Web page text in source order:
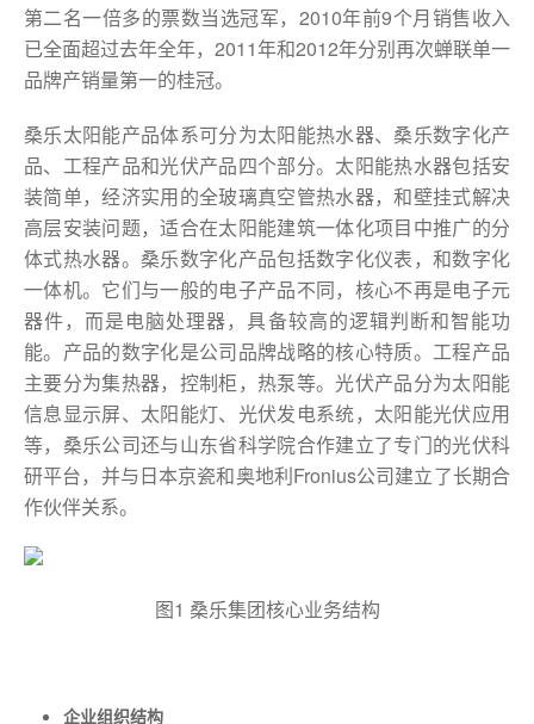
第二名一倍多的票数当选冠军，2010年前9个月销售收入
已全面超过去年全年，2011年和2012年分别再次蝉联单一
品牌产销量第一的桂冠。
桑乐太阳能产品体系可分为太阳能热水器、桑乐数字化产
品、工程产品和光伏产品四个部分。太阳能热水器包括安
装简单，经济实用的全玻璃真空管热水器，和壁挂式解决
高层安装问题，适合在太阳能建筑一体化项目中推广的分
体式热水器。桑乐数字化产品包括数字化仪表，和数字化
一体机。它们与一般的电子产品不同，核心不再是电子元
器件，而是电脑处理器，具备较高的逻辑判断和智能功
能。产品的数字化是公司品牌战略的核心特质。工程产品
主要分为集热器，控制柜，热泵等。光伏产品分为太阳能
信息显示屏、太阳能灯、光伏发电系统，太阳能光伏应用
等，桑乐公司还与山东省科学院合作建立了专门的光伏科
研平台，并与日本京瓷和奥地利Fronius公司建立了长期合
作伙伴关系。
图1 桑乐集团核心业务结构
企业组织结构